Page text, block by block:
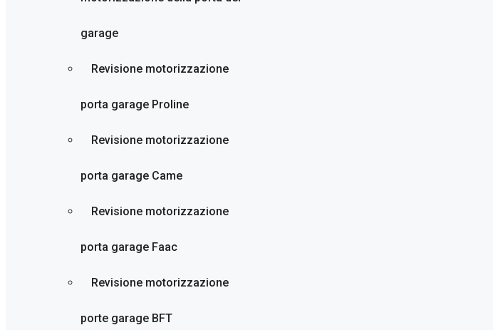
garage
Revisione motorizzazione
porta garage Proline
Revisione motorizzazione
porta garage Came
Revisione motorizzazione
porta garage Faac
Revisione motorizzazione
porte garage BFT